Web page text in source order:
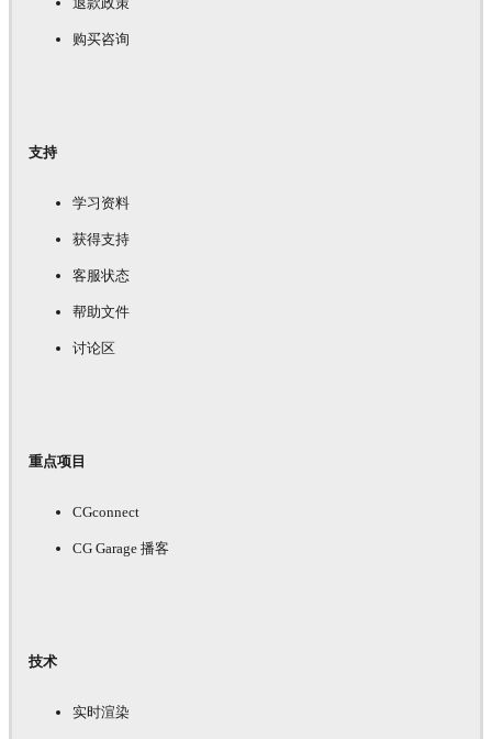
购买咨询
支持
学习资料
获得支持
客服状态
帮助文件
讨论区
重点项目
CGconnect
CG Garage 播客
技术
实时渲染